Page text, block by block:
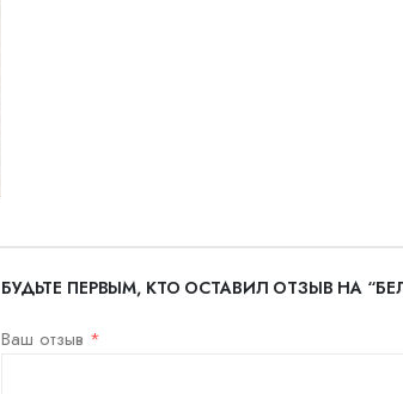
БУДЬТЕ ПЕРВЫМ, КТО ОСТАВИЛ ОТЗЫВ НА
Ваш отзыв *